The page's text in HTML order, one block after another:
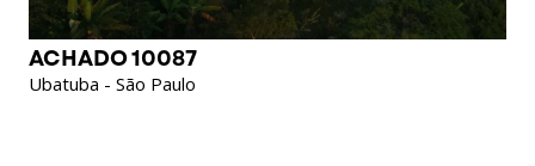
ACHADO 10087
Ubatuba - São Paulo